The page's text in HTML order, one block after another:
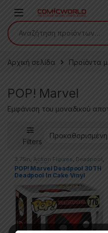
Αναζήτηση για:
Αρχική σελίδα Προϊόντα
POP! Marvel
Εμφάνιση του μοναδικού
Filters
3.75in, Action Figures , Deadpool,
Marvel ,POP!
POP! Marvel Deadpool 30TH
Deadpool In Cake Vinyl